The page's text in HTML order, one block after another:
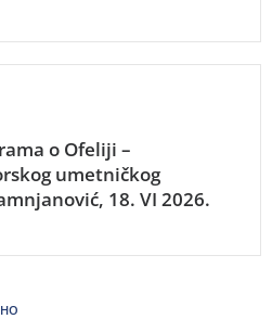
o Ofeliji –
umetničkog
18. VI 2026.